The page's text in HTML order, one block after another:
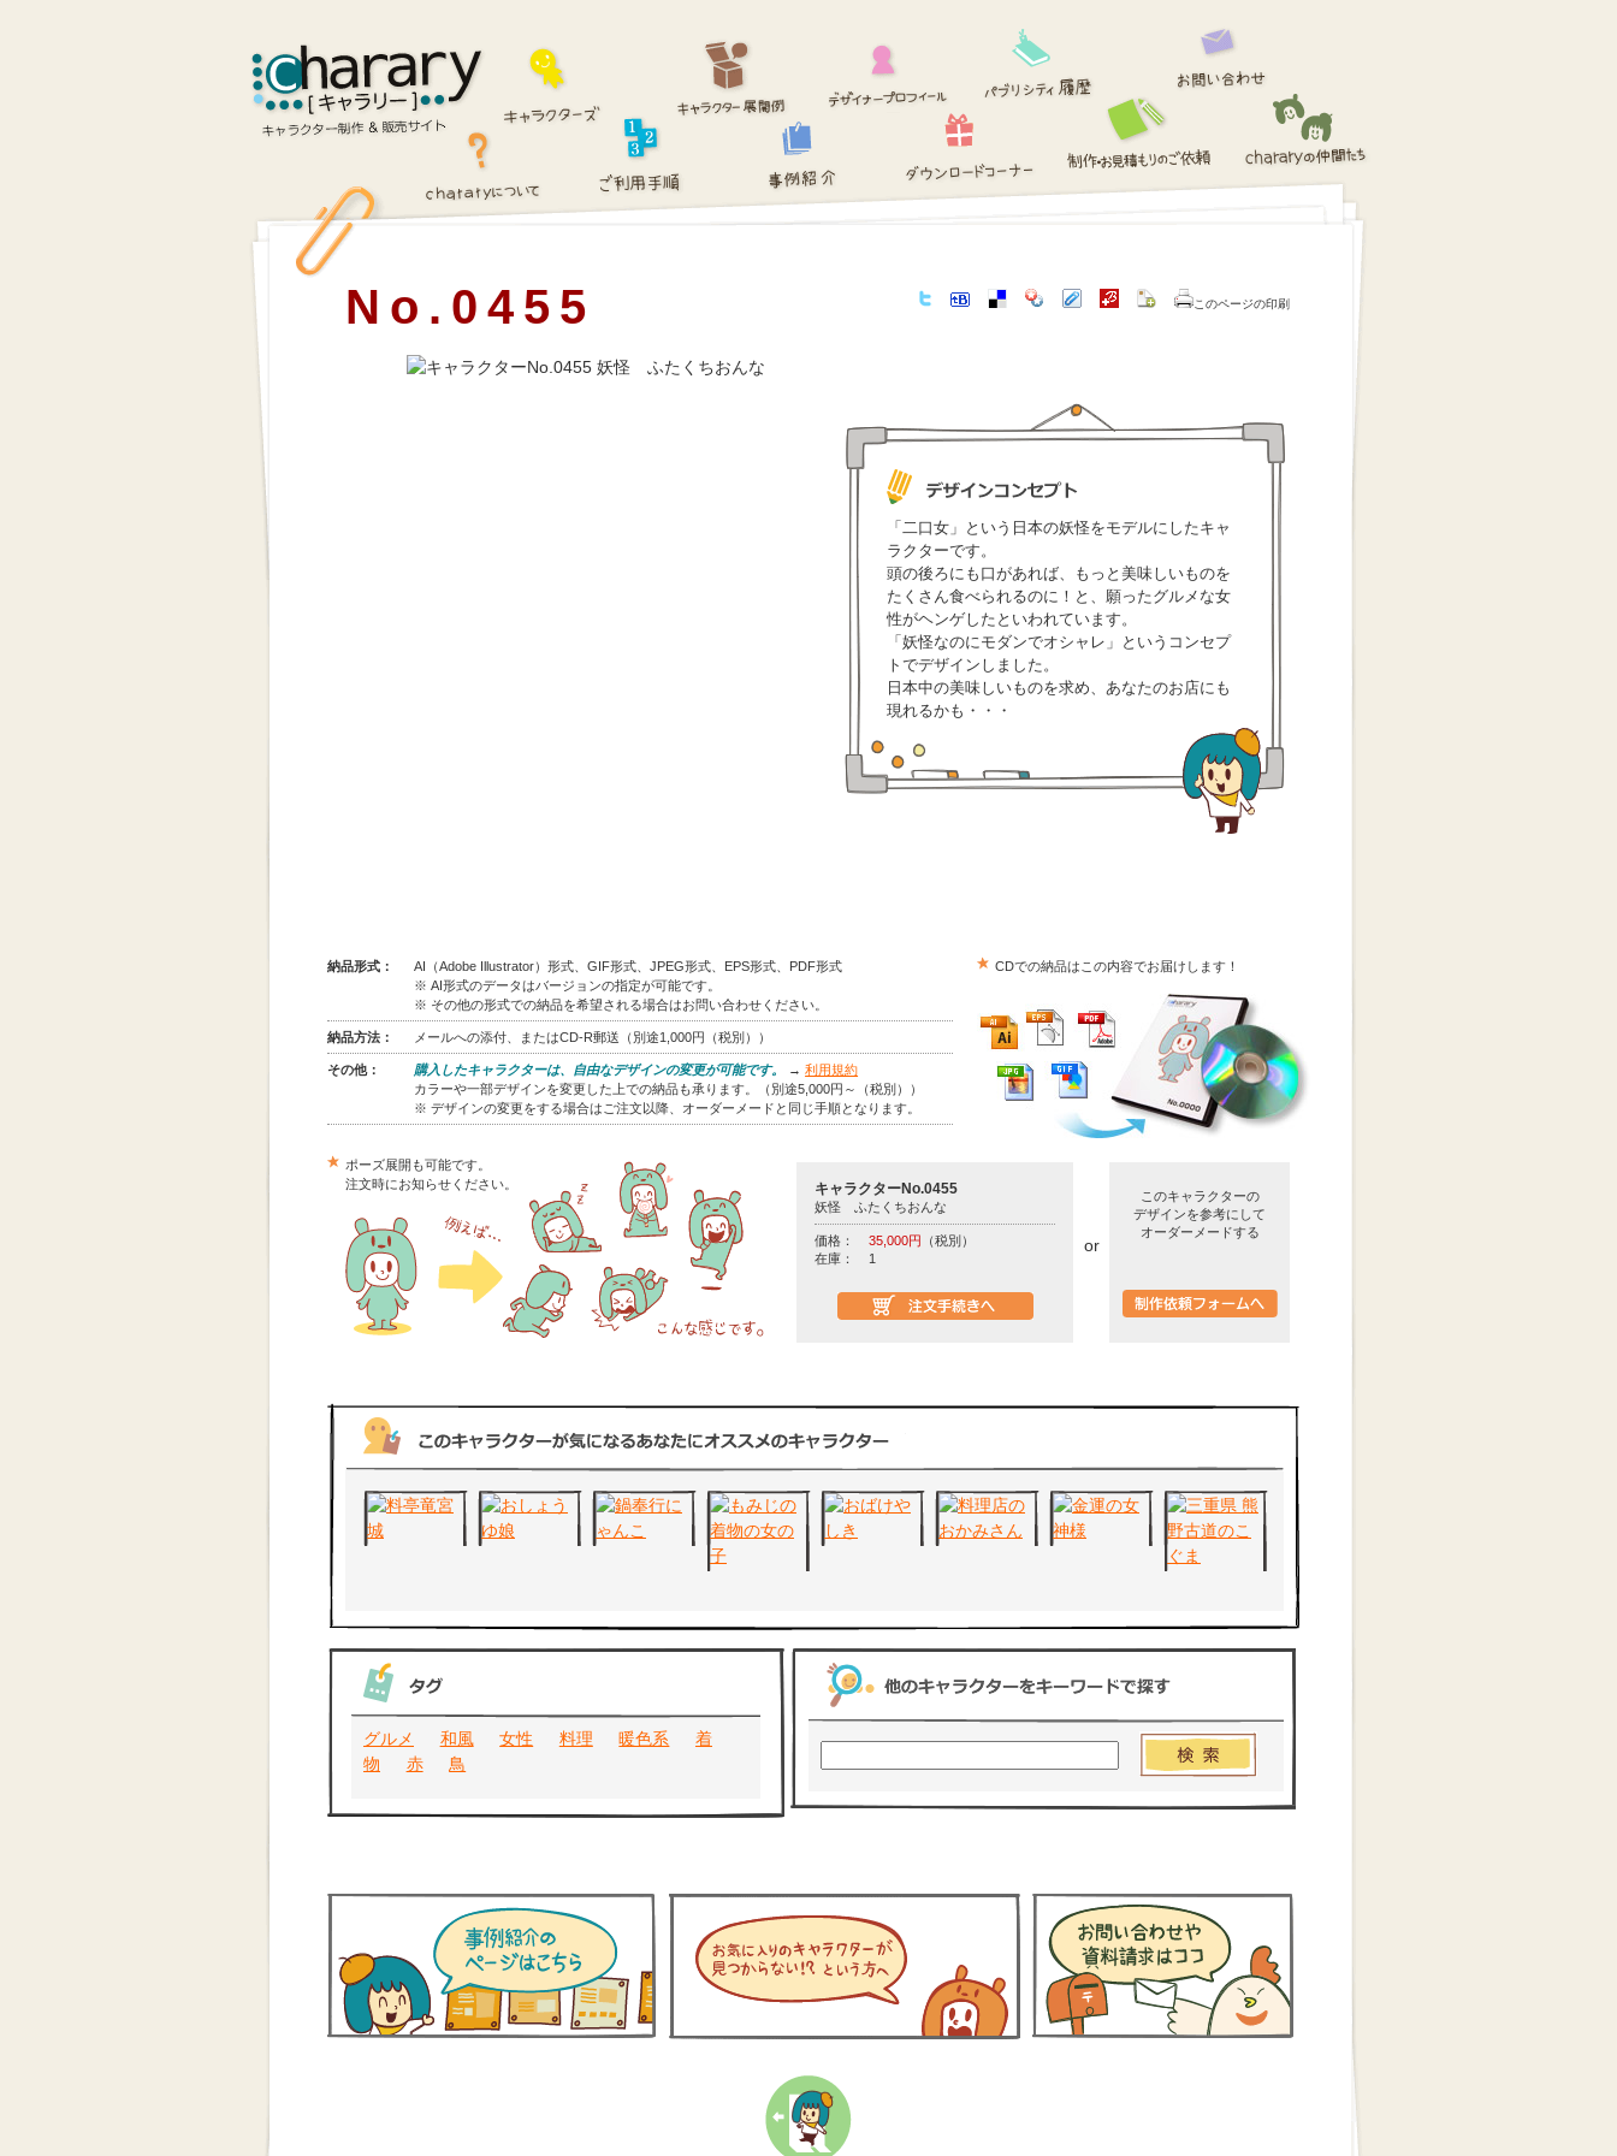
No.0455 このページの印刷
「二口女」という日本の妖怪をモデルにしたキャ
ラクターです。
頭の後ろにも口があれば、もっと美味しいものを
たくさん食べられるのに！と、願ったグルメな女
性がヘンゲしたといわれています。
「妖怪なのにモダンでオシャレ」というコンセプ
トでデザインしました。
日本中の美味しいものを求め、あなたのお店にも
現れるかも・・・
納品形式：
AI（Adobe Illustrator）形式、GIF形式、JPEG形式、EPS形式、PDF形式
※ AI形式のデータはバージョンの指定が可能です。
※ その他の形式での納品を希望される場合はお問い合わせください。
納品方法： メールへの添付、またはCD-R郵送（別途1,000円（税別））
その他： 購入したキャラクターは、自由なデザインの変更が可能です。 →利用規約
カラーや一部デザインを変更した上での納品も承ります。（別途5,000円～（税別））
※ デザインの変更をする場合はご注文以降、オーダーメードと同じ手順となります。
CDでの納品はこの内容でお届けします！
ポーズ展開も可能です。
注文時にお知らせください。
キャラクターNo.0455
妖怪 ふたくちおんな
価格： 35,000円 （税別）
在庫：
1
or
このキャラクターの
デザインを参考にして
オーダーメードする
グルメ 和風 女性 料理 暖色系
着
物
赤 鳥